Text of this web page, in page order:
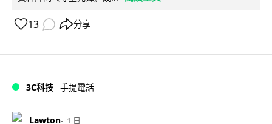
13 分享
3C科技 手提電話
Lawton 1 日